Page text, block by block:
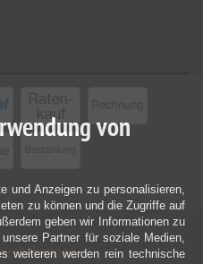
von
und Anzeigen zu personalisieren,
zu können und die Zugriffe auf
geben wir Informationen zu
Partner für soziale Medien,
weiteren werden rein technische